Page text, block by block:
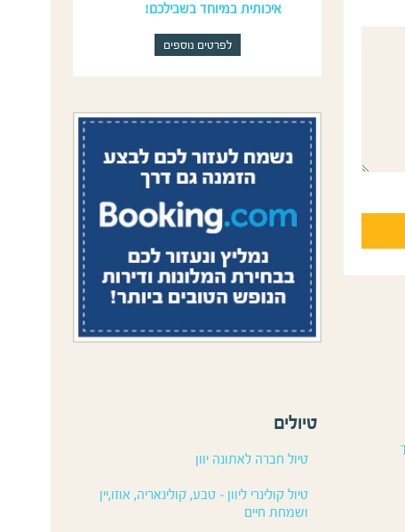
איכותית במיוחד בשבילכם!
לפרטים נוספים
טיולים
טיול חברה לאתונה יוון
טיול קולינרי ליוון – טבע, קולינאריה, אוזו,יין
ושמחת חיים